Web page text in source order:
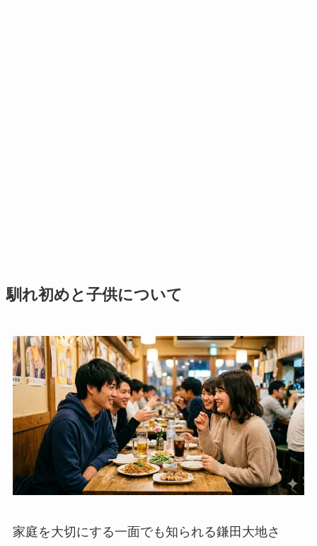
馴れ初めと子供について
家庭を大切にする一面でも知られる鎌田大地さ